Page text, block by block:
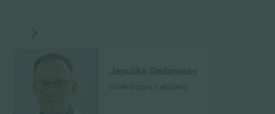
Januška Gediminas
Ginekologas ir akušeris